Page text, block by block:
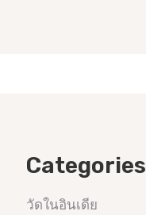
Categories
วัดในอินเดีย